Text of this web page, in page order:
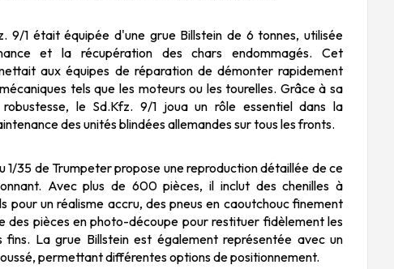
9/1 était équipée d'une grue Billstein de 6 tonnes, utilisée
et la récupération des chars endommagés. Cet
aux équipes de réparation de démonter rapidement
tels que les moteurs ou les tourelles. Grâce à sa
le Sd.Kfz. 9/1 joua un rôle essentiel dans la
des unités blindées allemandes sur tous les fronts.
1/35 de Trumpeter propose une reproduction détaillée de ce
Avec plus de 600 pièces, il inclut des chenilles à
pour un réalisme accru, des pneus en caoutchouc finement
des pièces en photo-découpe pour restituer fidèlement les
fins. La grue Billstein est également représentée avec un
permettant différentes options de positionnement.